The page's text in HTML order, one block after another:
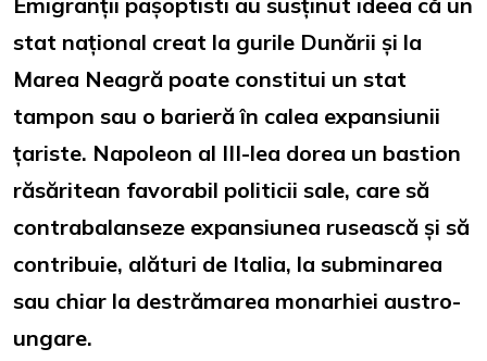
stat național creat la gurile Dunării și la
Marea Neagră poate constitui un stat
tampon sau o barieră în calea expansiunii
țariste. Napoleon al III-lea dorea un bastion
răsăritean favorabil politicii sale, care să
contrabalanseze expansiunea rusească și să
contribuie, alături de Italia, la subminarea
sau chiar la destrămarea monarhiei austro-
ungare.